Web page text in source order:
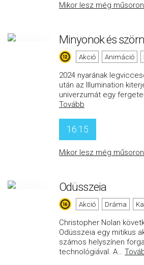
Mikor lesz még
Minyonok és
Akció Animáció
2024 nyarának
után az Illumination
univerzumát egy
Tovább
16:15
Mikor lesz még
Odüsszeia
Akció Dráma
Christopher Nolan
Odüsszeia egy mitikus
számos helyszínen
technológiával. A…